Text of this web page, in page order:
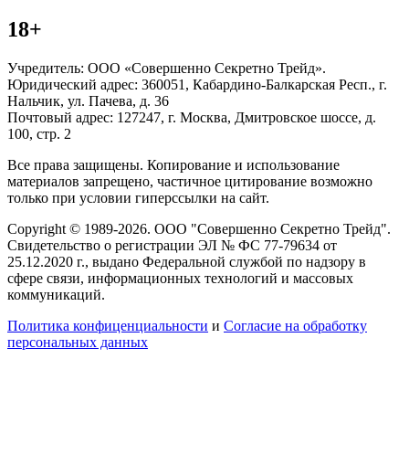
18+
Учредитель: ООО «Совершенно Секретно Трейд».
Юридический адрес: 360051, Кабардино-Балкарская Респ., г.
Нальчик, ул. Пачева, д. 36
Почтовый адрес: 127247, г. Москва, Дмитровское шоссе, д.
100, стр. 2
Все права защищены. Копирование и использование
материалов запрещено, частичное цитирование возможно
только при условии гиперссылки на сайт.
Copyright © 1989-2026. ООО "Совершенно Секретно Трейд".
Свидетельство о регистрации ЭЛ № ФС 77-79634 от
25.12.2020 г., выдано Федеральной службой по надзору в
сфере связи, информационных технологий и массовых
коммуникаций.
Политика конфиценциальности и Согласие на обработку
персональных данных